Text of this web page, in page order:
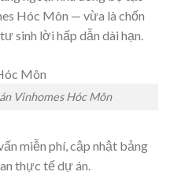
Hóc Môn — vừa là chốn
sinh lời hấp dẫn dài hạn.
Vinhomes Hóc Môn
miễn phí, cập nhật bảng
thực tế dự án.